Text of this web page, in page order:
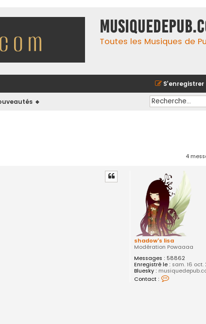
Toutes les Musiques de
S’enregistrer
🔹
4
shadow's lisa
Modération Powaaaa
Messages : 58862
Enregistré le : sam. 16 oct.
Bluesky :
Contact :
C